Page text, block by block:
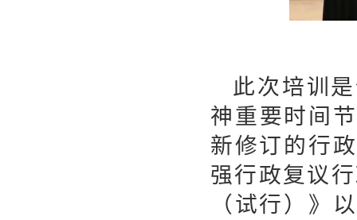
此次培训
神重要时间
新修订的行
强行政复议
（试行）》